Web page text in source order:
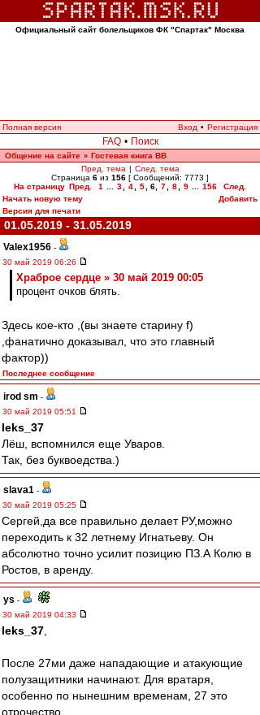
Официальный сайт болельщиков ФК "Спартак" Москва
Полная версия Вход • Регистрация
FAQ • Поиск
Общение на сайте » Гостевая книга ВВ
Пред. тема | След. тема
Страница 6 из 156 [ Сообщений: 7773 ]
На страницу Пред. 1 3 4 5 6 7 8 9 156
След.
Начать новую тему
Добавить
Версия для печати
01.05.2019 - 31.05.2019
Valex1956 -
30 май 2019 06:26
Храброе сердце » 30 май 2019 00:05
процент очков блять.
Здесь кое-кто ,(вы знаете старину f)
,фанатично доказывал, что это главный
фактор))
Последнее сообщение
irod sm -
30 май 2019 05:51
leks_37
Лёш, вспомнился еще Уваров.
Так, без буквоедства.)
slava1 -
30 май 2019 05:25
Сергей,да все правильно делает РУ,можно
переходить к 32 летнему Игнатьеву. Он
абсолютно точно усилит позицию ПЗ.А Колю в
Ростов, в аренду.
ys -
30 май 2019 04:33
leks_37
После 27ми даже нападающие и атакующие
полузащитники начинают. Для вратаря,
особенно по нынешним временам, 27 это
отрочество.